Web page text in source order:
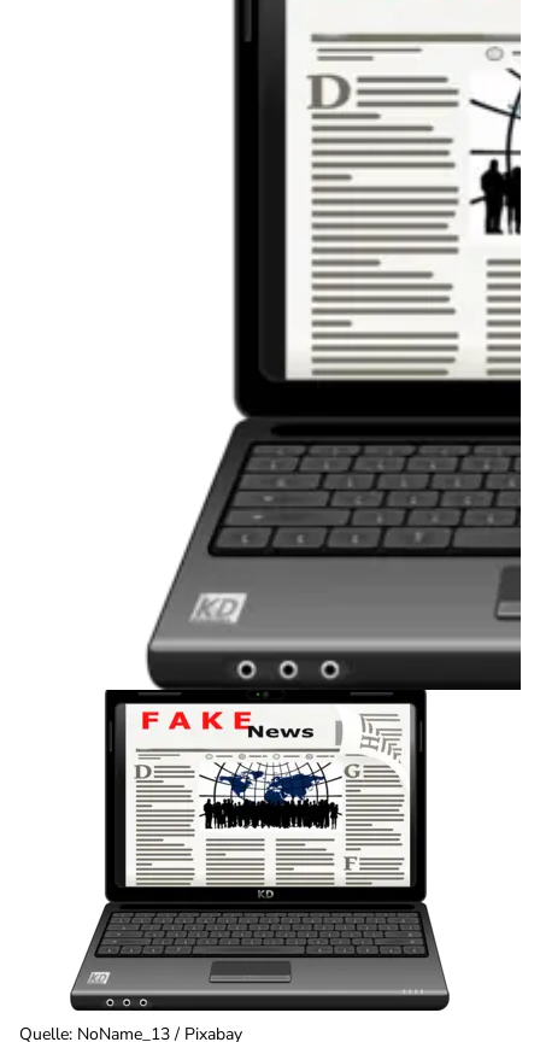
Quelle: NoName_13 / Pixabay